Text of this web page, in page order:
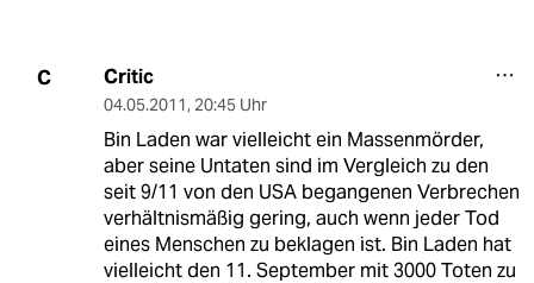
C Critic
04.05.2011, 20:45 Uhr
Bin Laden war vielleicht ein Massenmörder,
aber seine Untaten sind im Vergleich zu den
seit 9/11 von den USA begangenen Verbrechen
verhältnismäßig gering, auch wenn jeder Tod
eines Menschen zu beklagen ist. Bin Laden hat
vielleicht den 11. September mit 3000 Toten zu